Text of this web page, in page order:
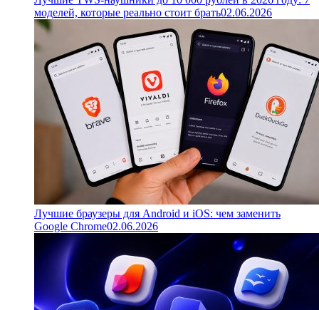
моделей, которые реально стоит брать02.06.2026
Лучшие браузеры для Android и iOS: чем заменить
Google Chrome02.06.2026